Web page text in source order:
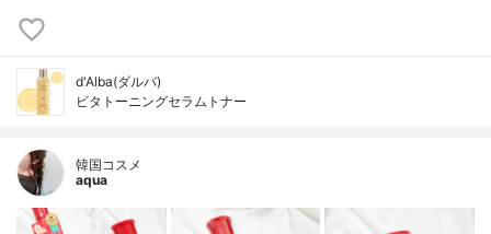
d'Alba(ダルバ)
ビタトーニングセラムトナー
韓国コスメ
aqua